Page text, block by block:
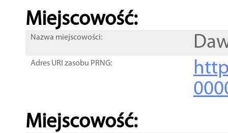
Miejscowość:
Nazwa miejscowości:
Adres URI zasobu PRNG:
Miejscowość: